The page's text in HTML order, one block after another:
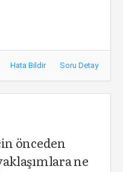
Hata Bildir Soru Detay
önceden
ne